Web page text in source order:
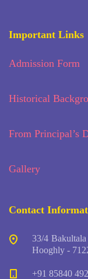
Important Links
Admission Form
Historical
From Principal’s
Gallery
Contact
33/4
Hooghly -
+91 85840